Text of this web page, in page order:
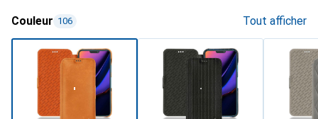
Couleur 106 Tout afficher